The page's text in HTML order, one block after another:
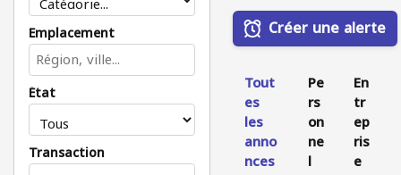
Emplacement
État
Transaction
Créer une alerte
Tout
es
les
anno
nces
Pe
rs
on
ne
l
En
tr
ep
ris
e